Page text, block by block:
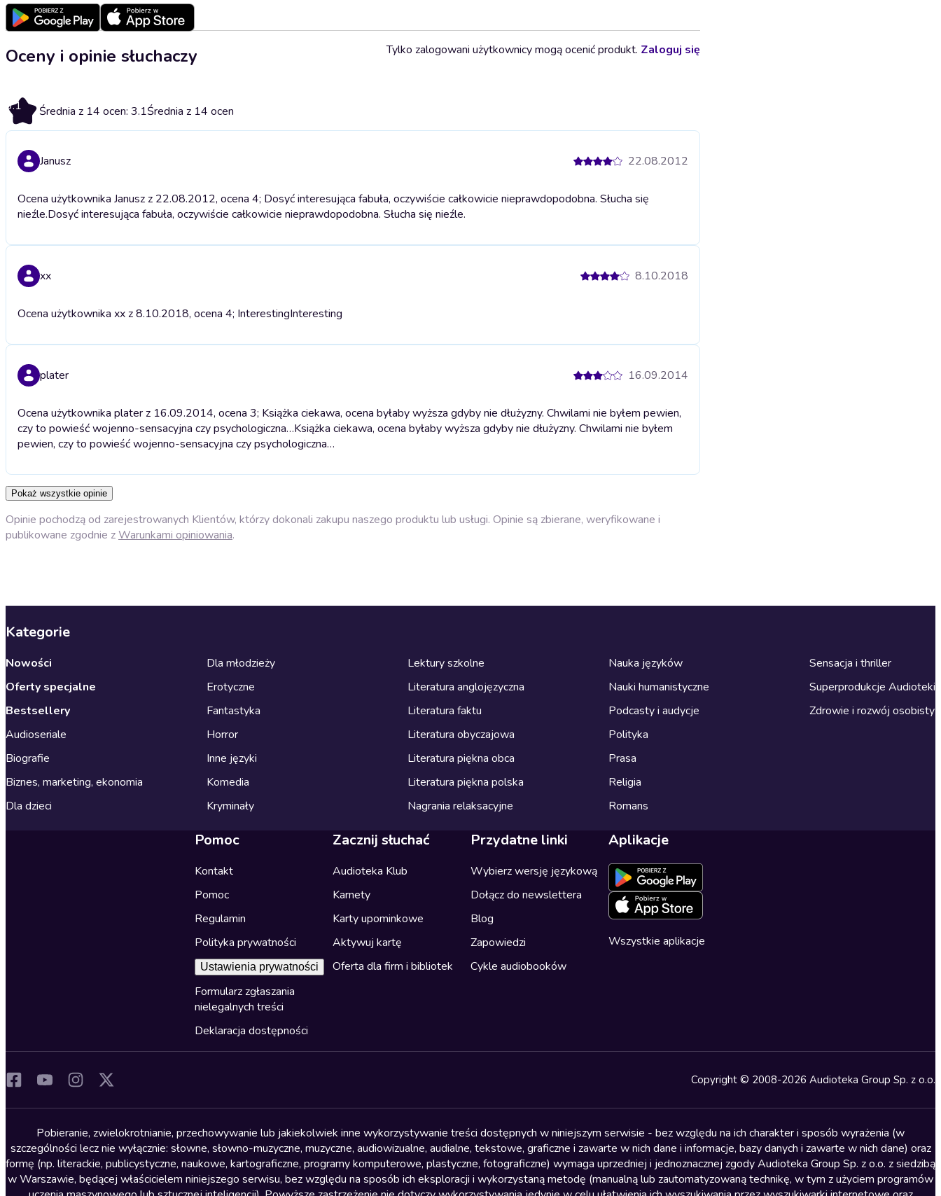
Oceny i opinie słuchaczy
3.1 Średnia z 14 ocen: 3.1Średnia z 14 ocen
Tylko zalogowani użytkownicy mogą ocenić produkt. Zaloguj się
Janusz 22.08.2012
Ocena użytkownika Janusz z 22.08.2012, ocena 4; Dosyć interesująca fabuła, oczywiście całkowicie nieprawdopodobna. Słucha się
nieźle.Dosyć interesująca fabuła, oczywiście całkowicie nieprawdopodobna. Słucha się nieźle.
xx 8.10.2018
Ocena użytkownika xx z 8.10.2018, ocena 4; InterestingInteresting
plater 16.09.2014
Ocena użytkownika plater z 16.09.2014, ocena 3; Książka ciekawa, ocena byłaby wyższa gdyby nie dłużyzny. Chwilami nie byłem pewien,
czy to powieść wojenno-sensacyjna czy psychologiczna…Książka ciekawa, ocena byłaby wyższa gdyby nie dłużyzny. Chwilami nie byłem
pewien, czy to powieść wojenno-sensacyjna czy psychologiczna…
Pokaż wszystkie opinie
Opinie pochodzą od zarejestrowanych Klientów, którzy dokonali zakupu naszego produktu lub usługi. Opinie są zbierane, weryfikowane i
publikowane zgodnie zWarunkami opiniowania.
Kategorie
Nowości
Oferty specjalne
Bestsellery
Audioseriale
Biografie
Biznes, marketing, ekonomia
Dla dzieci
Dla młodzieży
Erotyczne
Fantastyka
Horror
Inne języki
Komedia
Kryminały
Lektury szkolne
Literatura anglojęzyczna
Literatura faktu
Literatura obyczajowa
Literatura piękna obca
Literatura piękna polska
Nagrania relaksacyjne
Nauka języków
Nauki humanistyczne
Podcasty i audycje
Polityka
Prasa
Religia
Romans
Sensacja i thriller
Superprodukcje Audioteki
Zdrowie i rozwój osobisty
Pomoc
Kontakt
Pomoc
Regulamin
Polityka prywatności
Ustawienia prywatności
Formularz zgłaszania
nielegalnych treści
Deklaracja dostępności
Zacznij słuchać
Audioteka Klub
Karnety
Karty upominkowe
Aktywuj kartę
Oferta dla firm i bibliotek
Przydatne linki
Wybierz wersję językową
Dołącz do newslettera
Blog
Zapowiedzi
Cykle audiobooków
Aplikacje
Wszystkie aplikacje
Copyright © 2008-2026 Audioteka Group Sp. z o.o.
Pobieranie, zwielokrotnianie, przechowywanie lub jakiekolwiek inne wykorzystywanie treści dostępnych w niniejszym serwisie - bez względu na ich charakter i sposób wyrażenia (w
szczególności lecz nie wyłącznie: słowne, słowno-muzyczne, muzyczne, audiowizualne, audialne, tekstowe, graficzne i zawarte w nich dane i informacje, bazy danych i zawarte w nich dane) oraz
formę (np. literackie, publicystyczne, naukowe, kartograficzne, programy komputerowe, plastyczne, fotograficzne) wymaga uprzedniej i jednoznacznej zgody Audioteka Group Sp. z o.o. z siedzibą
w Warszawie, będącej właścicielem niniejszego serwisu, bez względu na sposób ich eksploracji i wykorzystaną metodę (manualną lub zautomatyzowaną technikę, w tym z użyciem programów